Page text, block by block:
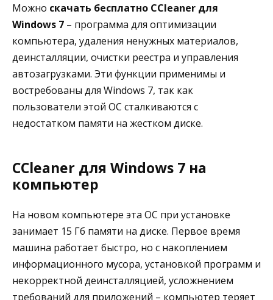
Можно скачать бесплатно CCleaner для
Windows 7 – программа для оптимизации
компьютера, удаления ненужных материалов,
деинсталляции, очистки реестра и управления
автозагрузками. Эти функции применимы и
востребованы для Windows 7, так как
пользователи этой ОС сталкиваются с
недостатком памяти на жестком диске.
CCleaner для Windows 7 на
компьютер
На новом компьютере эта ОС при установке
занимает 15 Гб памяти на диске. Первое время
машина работает быстро, но с накоплением
информационного мусора, установкой программ и
некорректной деинсталляцией, усложнением
требований для приложений – компьютер теряет